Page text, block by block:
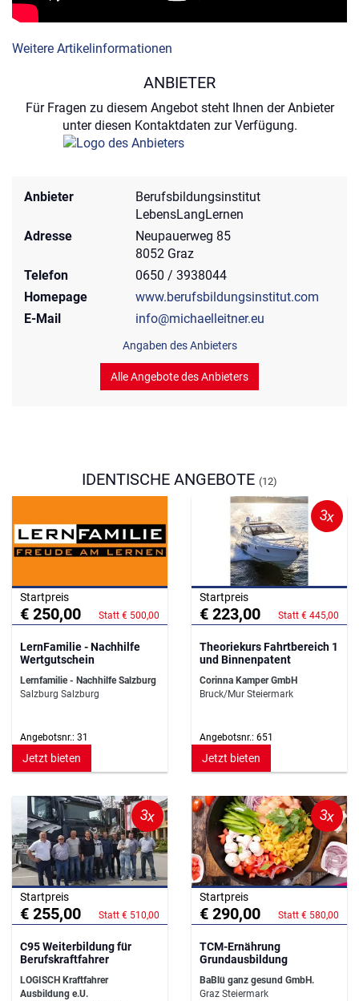
Weitere Artikelinformationen
ANBIETER
Für Fragen zu diesem Angebot steht Ihnen der Anbieter
unter diesen Kontaktdaten zur Verfügung.
Anbieter
Berufsbildungsinstitut
LebensLangLernen
Adresse
Neupauerweg 85
8052 Graz
Telefon
0650 / 3938044
Homepage
www.berufsbildungsinstitut.com
E-Mail
info@michaelleitner.eu
Angaben des Anbieters
Alle Angebote des Anbieters
IDENTISCHE ANGEBOTE (12)
Startpreis
€ 250,00 Statt € 500,00
LernFamilie - Nachhilfe
Wertgutschein
Lernfamilie - Nachhilfe Salzburg
Salzburg Salzburg
Angebotsnr.: 31
Jetzt bieten
3x
Startpreis
€ 223,00 Statt € 445,00
Theoriekurs Fahrtbereich 1
und Binnenpatent
Corinna Kamper GmbH
Bruck/Mur Steiermark
Angebotsnr.: 651
Jetzt bieten
3x
Startpreis
€ 255,00 Statt € 510,00
C95 Weiterbildung für
Berufskraftfahrer
LOGISCH Kraftfahrer
Ausbildung e.U.
3x
Startpreis
€ 290,00 Statt € 580,00
TCM-Ernährung
Grundausbildung
BaBlü ganz gesund GmbH.
Graz Steiermark